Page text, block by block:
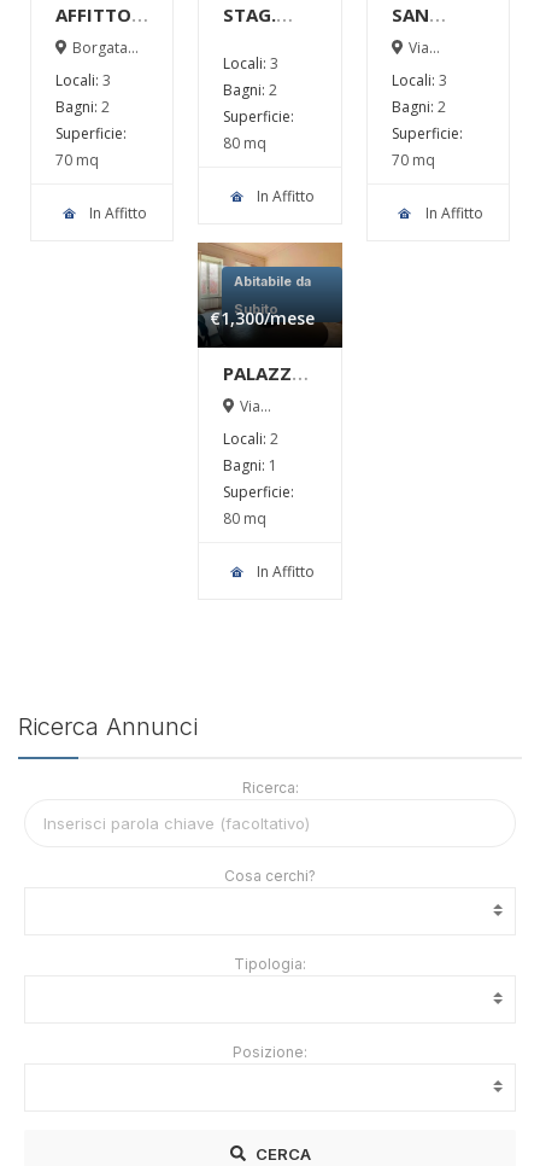
AFFITTO –
SPLENDIDO
IN VILLA !
Borgata
Moncalieri
Locali: 3
Bagni: 2
Superficie:
70 mq
In Affitto
STAG.
– OULX –
MERAVIGLIOSO
TRILOCALE
IN
Locali: 3
Bagni: 2
Superficie:
80 mq
In Affitto
SAN
PAOLO –
IN
AFFITTO –
ARREDATO
E
Via
37, Torino
Locali: 3
Bagni: 2
Superficie:
70 mq
In Affitto
Abitabile da
Subito
€1,300/mese
PALAZZO
PRIOTTI –
DI 80 MQ
IN
AFFITTO
Via
Rattazzi, 11,
Torino, TO,
Italia
Locali: 2
Bagni: 1
Superficie:
80 mq
In Affitto
Ricerca Annunci
Ricerca:
Cosa cerchi?
Tipologia:
Posizione:
CERCA